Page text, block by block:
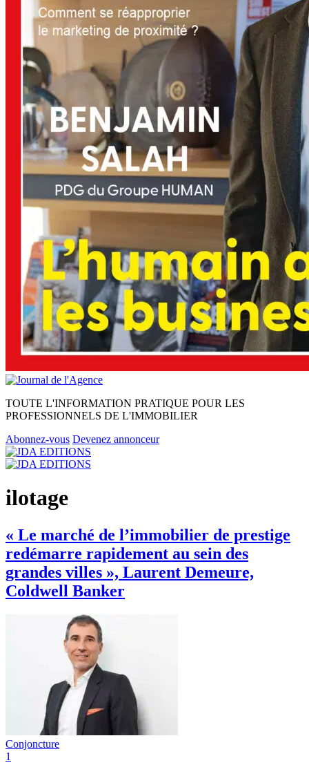
TOUTE L'INFORMATION PRATIQUE POUR LES
PROFESSIONNELS DE L'IMMOBILIER
Abonnez-vous Devenez annonceur
ilotage
« Le marché de l’immobilier de prestige
redémarre rapidement au sein des
grandes villes », Laurent Demeure,
Coldwell Banker
Conjoncture
1